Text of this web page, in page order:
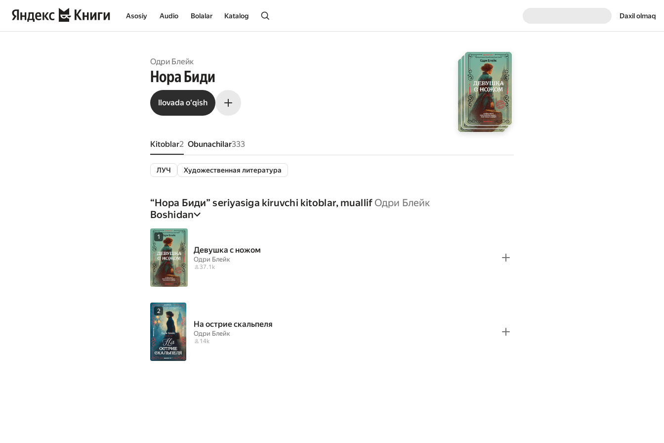
Asosiy Audio Bolalar Katalog Daxil olmaq
Одри Блейк
Нора Биди
Ilovada oʻqish
Kitoblar2 Obunachilar333
ЛУЧ Художественная литература
“Нора Биди” seriyasiga kiruvchi kitoblar, muallif Одри Блейк
Boshidan
1
Девушка с ножом
Одри Блейк
37.1k
2
На острие скальпеля
Одри Блейк
14k